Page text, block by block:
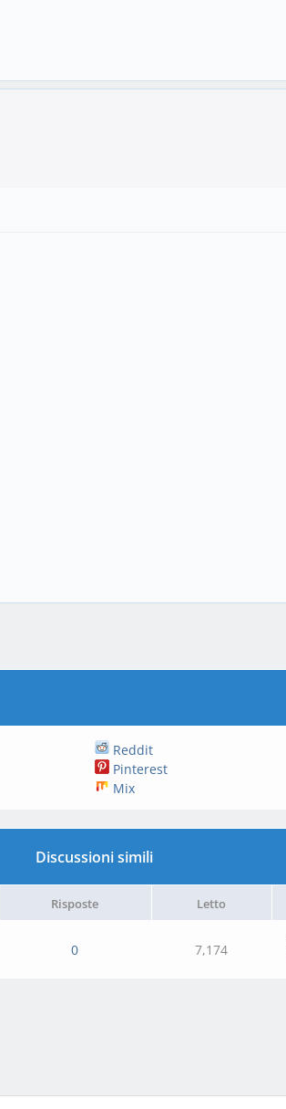
Reddit
Pinterest
Mix
Discussioni simili
Risposte Letto
0 7,174